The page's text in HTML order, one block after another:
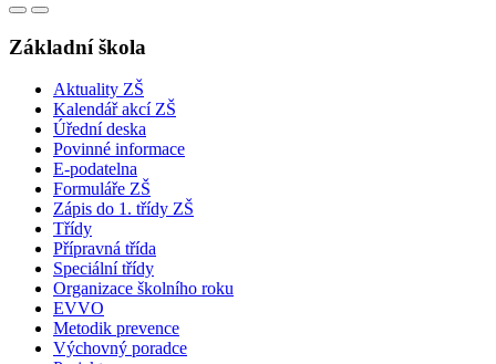
Základní škola
Aktuality ZŠ
Kalendář akcí ZŠ
Úřední deska
Povinné informace
E-podatelna
Formuláře ZŠ
Zápis do 1. třídy ZŠ
Třídy
Přípravná třída
Speciální třídy
Organizace školního roku
EVVO
Metodik prevence
Výchovný poradce